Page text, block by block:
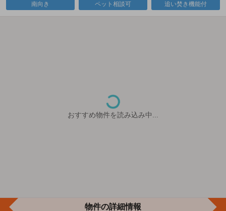
南向き ペット相談可 追い焚き機能付
おすすめ物件を読み込み中...
物件の詳細情報